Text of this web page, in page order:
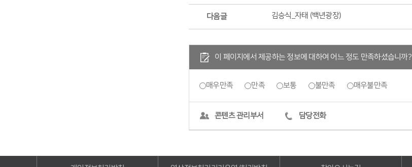
다음글 김승식_자태 (백년광장)
이 페이지에서 제공하는 정보에 대하여 어느 정도 만족하셨습니까?
매우만족 만족 보통 불만족 매우불만족
콘텐츠 관리부서 담당전화